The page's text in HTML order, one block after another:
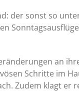
der sonst so
an
Schritte im
Zudem klagt er